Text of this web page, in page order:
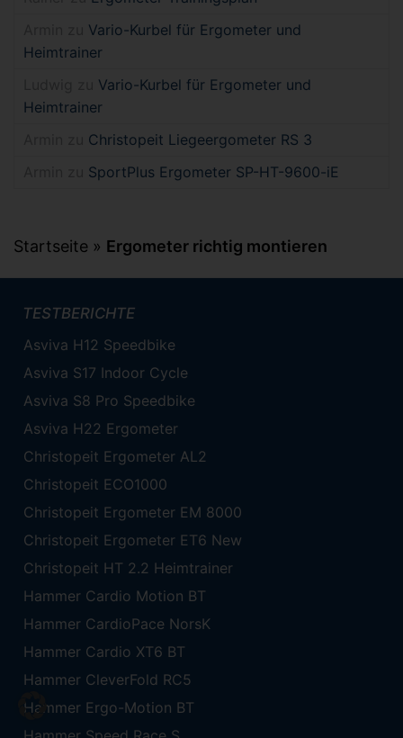
Vario-Kurbel für Ergometer und
Heimtrainer
Vario-Kurbel für Ergometer und
Heimtrainer
Christopeit Liegeergometer RS 3
SportPlus Ergometer SP-HT-9600-iE
Startseite » Ergometer richtig montieren
TESTBERICHTE
Asviva H12 Speedbike
Asviva S17 Indoor Cycle
Asviva S8 Pro Speedbike
Asviva H22 Ergometer
Christopeit Ergometer AL2
Christopeit ECO1000
Christopeit Ergometer EM 8000
Christopeit Ergometer ET6 New
Christopeit HT 2.2 Heimtrainer
Hammer Cardio Motion BT
Hammer CardioPace NorsK
Hammer Cardio XT6 BT
Hammer CleverFold RC5
Hammer Ergo-Motion BT